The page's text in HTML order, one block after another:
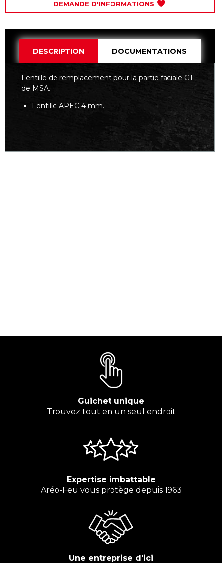
DEMANDE D'INFORMATIONS
DESCRIPTION DOCUMENTATIONS
Lentille de remplacement pour la partie faciale G1
de MSA.
Lentille APEC 4 mm.
Guichet unique
Trouvez tout en un seul endroit
Expertise imbattable
Aréo-Feu vous protège depuis 1963
Une entreprise d'ici